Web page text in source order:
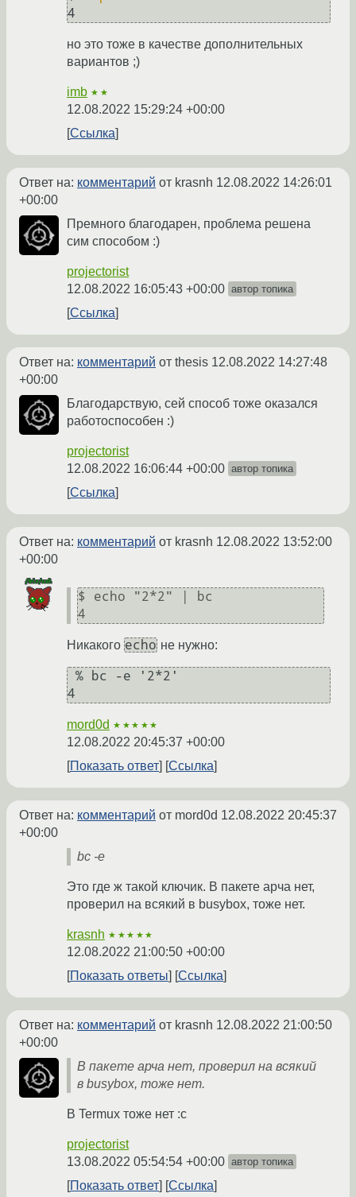
но это тоже в качестве дополнительных
вариантов ;)
imb ★★
12.08.2022 15:29:24 +00:00
Ссылка
Ответ на: комментарий от krasnh 12.08.2022 14:26:01
+00:00
Премного благодарен, проблема решена
сим способом :)
projectorist
12.08.2022 16:05:43 +00:00 автор топика
Ссылка
Ответ на: комментарий от thesis 12.08.2022 14:27:48
+00:00
Благодарствую, сей способ тоже оказался
работоспособен :)
projectorist
12.08.2022 16:06:44 +00:00 автор топика
Ссылка
Ответ на: комментарий от krasnh 12.08.2022 13:52:00
+00:00
$ echo "2*2" | bc
Никакого echo не нужно:
mord0d ★★★★★
12.08.2022 20:45:37 +00:00
Показать ответ
Ссылка
Ответ на: комментарий от mord0d 12.08.2022 20:45:37
+00:00
bc -e
Это где ж такой ключик. В пакете арча нет,
проверил на всякий в busybox, тоже нет.
krasnh ★★★★★
12.08.2022 21:00:50 +00:00
Показать ответы
Ссылка
Ответ на: комментарий от krasnh 12.08.2022 21:00:50
+00:00
В пакете арча нет, проверил на всякий
в busybox, тоже нет.
В Termux тоже нет :c
projectorist
13.08.2022 05:54:54 +00:00 автор топика
Показать ответ Ссылка